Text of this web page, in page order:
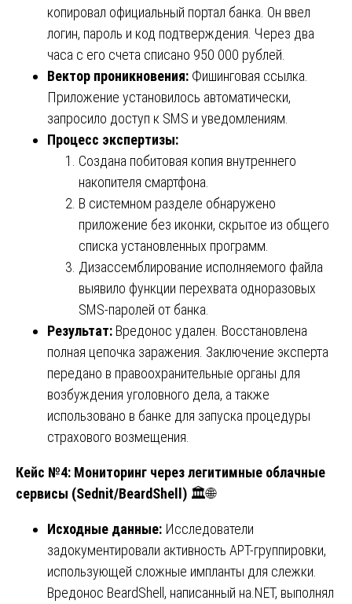
копировал официальный портал банка. Он ввел
логин, пароль и код подтверждения. Через два
часа с его счета списано 950 000 рублей.
Вектор проникновения: Фишинговая ссылка.
Приложение установилось автоматически,
запросило доступ к SMS и уведомлениям.
Процесс экспертизы:
Создана побитовая копия внутреннего
накопителя смартфона.
В системном разделе обнаружено
приложение без иконки, скрытое из общего
списка установленных программ.
Дизассемблирование исполняемого файла
выявило функции перехвата одноразовых
SMS-паролей от банка.
Результат: Вредонос удален. Восстановлена
полная цепочка заражения. Заключение эксперта
передано в правоохранительные органы для
возбуждения уголовного дела, а также
использовано в банке для запуска процедуры
страхового возмещения.
Кейс №4: Мониторинг через легитимные облачные
сервисы (Sednit/BeardShell) 🏛️🌐
Исходные данные: Исследователи
задокументировали активность APT-группировки,
использующей сложные импланты для слежки.
Вредонос BeardShell, написанный на.NET, выполнял